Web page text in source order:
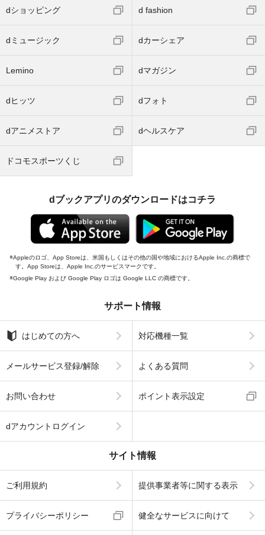
dショッピング d fashion
dミュージック dカーシェア
Lemino dマガジン
dヒッツ dフォト
dアニメストア dヘルスケア
ドコモスポーツくじ
dブックアプリのダウンロードはコチラ
Appleのロゴ、App Storeは、米国もしくはその他の国や地域におけるApple Inc.の商標で
す。App Storeは、Apple Inc.のサービスマークです。
Google Play および Google Play ロゴは Google LLC の商標です。
サポート情報
はじめての方へ 対応機種一覧
メールサービス登録/解除 よくある質問
お問い合わせ ポイント表示設定
dアカウントログイン
サイト情報
ご利用規約 提供事業者等に関する表示
プライバシーポリシー 健全なサービスに向けて